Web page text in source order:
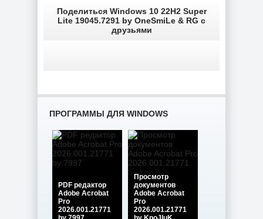
Поделиться Windows 10 22H2 Super
Lite 19045.7291 by OneSmiLe & RG с
друзьями
ПРОГРАММЫ ДЛЯ WINDOWS
PDF редактор
Adobe Acrobat
Pro
2026.001.21771
Просмотр
документов
Adobe Acrobat
Pro
2026.001.21771